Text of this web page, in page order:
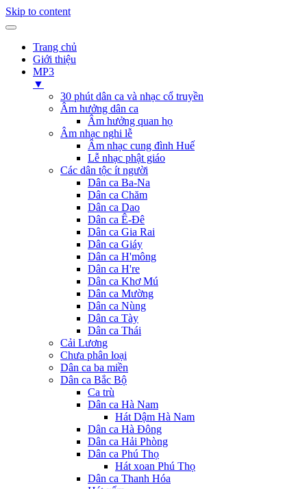
Skip to content
Trang chủ
Giới thiệu
MP3
▼
30 phút dân ca và nhạc cổ truyền
Âm hưởng dân ca
Âm hưởng quan họ
Âm nhạc nghi lễ
Âm nhạc cung đình Huế
Lễ nhạc phật giáo
Các dân tộc ít người
Dân ca Ba-Na
Dân ca Chăm
Dân ca Dao
Dân ca Ê-Đê
Dân ca Gia Rai
Dân ca Giáy
Dân ca H'mông
Dân ca H're
Dân ca Khơ Mú
Dân ca Mường
Dân ca Nùng
Dân ca Tày
Dân ca Thái
Cải Lương
Chưa phân loại
Dân ca ba miền
Dân ca Bắc Bộ
Ca trù
Dân ca Hà Nam
Hát Dậm Hà Nam
Dân ca Hà Đông
Dân ca Hải Phòng
Dân ca Phú Thọ
Hát xoan Phú Thọ
Dân ca Thanh Hóa